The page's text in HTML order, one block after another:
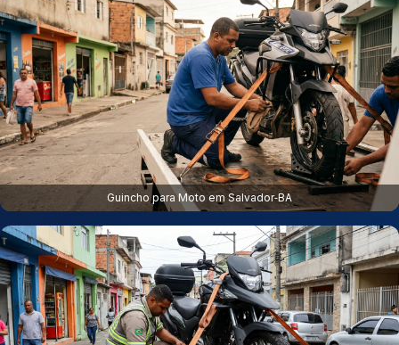
Guincho para Moto em Salvador‑BA